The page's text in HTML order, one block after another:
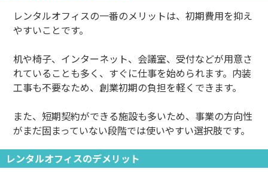
レンタルオフィスの一番のメリットは、初期費用を抑え
やすいことです。
机や椅子、インターネット、会議室、受付などが用意さ
れていることも多く、すぐに仕事を始められます。内装
工事も不要なため、創業初期の負担を軽くできます。
また、短期契約ができる施設も多いため、事業の方向性
がまだ固まっていない段階では使いやすい選択肢です。
レンタルオフィスのデメリット